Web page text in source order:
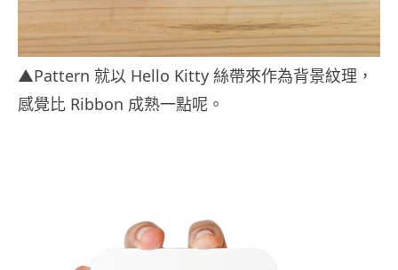
▲Pattern 就以 Hello Kitty 絲帶來作為背景紋理，
感覺比 Ribbon 成熟一點呢。